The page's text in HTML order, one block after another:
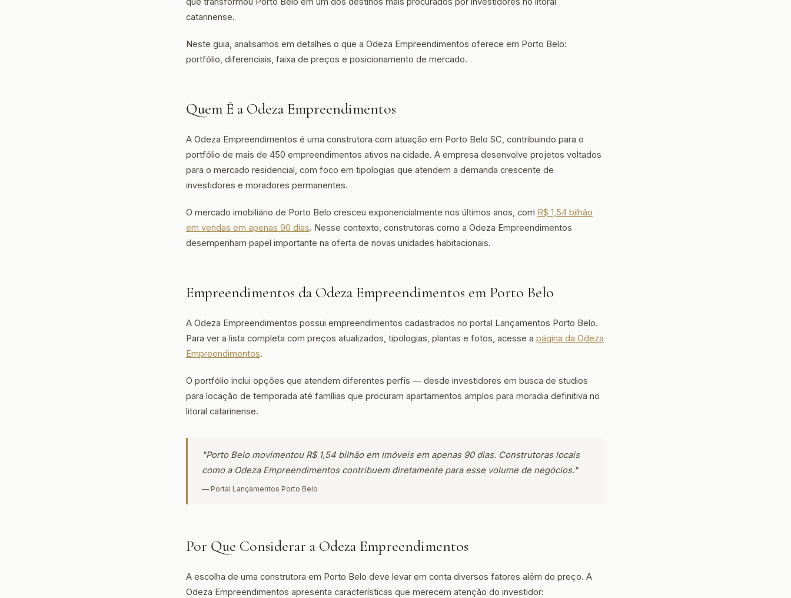
catarinense.
Neste guia, analisamos em detalhes o que a Odeza Empreendimentos oferece em Porto Belo:
portfólio, diferenciais, faixa de preços e posicionamento de mercado.
Quem É a Odeza Empreendimentos
A Odeza Empreendimentos é uma construtora com atuação em Porto Belo SC, contribuindo para o
portfólio de mais de 450 empreendimentos ativos na cidade. A empresa desenvolve projetos voltados
para o mercado residencial, com foco em tipologias que atendem a demanda crescente de
investidores e moradores permanentes.
O mercado imobiliário de Porto Belo cresceu exponencialmente nos últimos anos, com R$ 1,54 bilhão
em vendas em apenas 90 dias. Nesse contexto, construtoras como a Odeza Empreendimentos
desempenham papel importante na oferta de novas unidades habitacionais.
Empreendimentos da Odeza Empreendimentos em Porto Belo
A Odeza Empreendimentos possui empreendimentos cadastrados no portal Lançamentos Porto Belo.
Para ver a lista completa com preços atualizados, tipologias, plantas e fotos, acesse a página da Odeza
Empreendimentos.
O portfólio inclui opções que atendem diferentes perfis — desde investidores em busca de studios
para locação de temporada até famílias que procuram apartamentos amplos para moradia definitiva no
litoral catarinense.
"Porto Belo movimentou R$ 1,54 bilhão em imóveis em apenas 90 dias. Construtoras locais
como a Odeza Empreendimentos contribuem diretamente para esse volume de negócios."
— Portal Lançamentos Porto Belo
Por Que Considerar a Odeza Empreendimentos
A escolha de uma construtora em Porto Belo deve levar em conta diversos fatores além do preço. A
Odeza Empreendimentos apresenta características que merecem atenção do investidor: